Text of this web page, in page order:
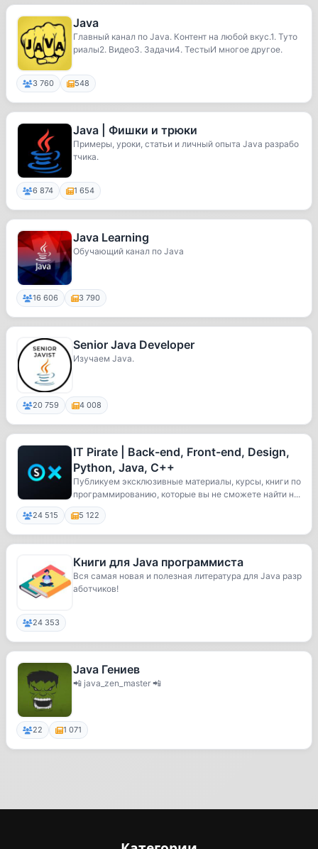
Java
Главный канал по Java. Контент на любой вкус.1. Туто
риалы2. Видео3. Задачи4. ТестыИ многое другое.
3 760 548
Java | Фишки и трюки
Примеры, уроки, статьи и личный опыта Java разрабо
тчика.
6 874 1 654
Java Learning
Обучающий канал по Java
16 606 3 790
Senior Java Developer
Изучаем Java.
20 759 4 008
IT Pirate | Back-end, Front-end, Design,
Python, Java, C++
Публикуем эксклюзивные материалы, курсы, книги по
программированию, которые вы не сможете найти н...
24 515 5 122
Книги для Java программиста
Вся самая новая и полезная литература для Java разр
аботчиков!
24 353
Java Гениев
📲 java_zen_master 📲
22 1 071